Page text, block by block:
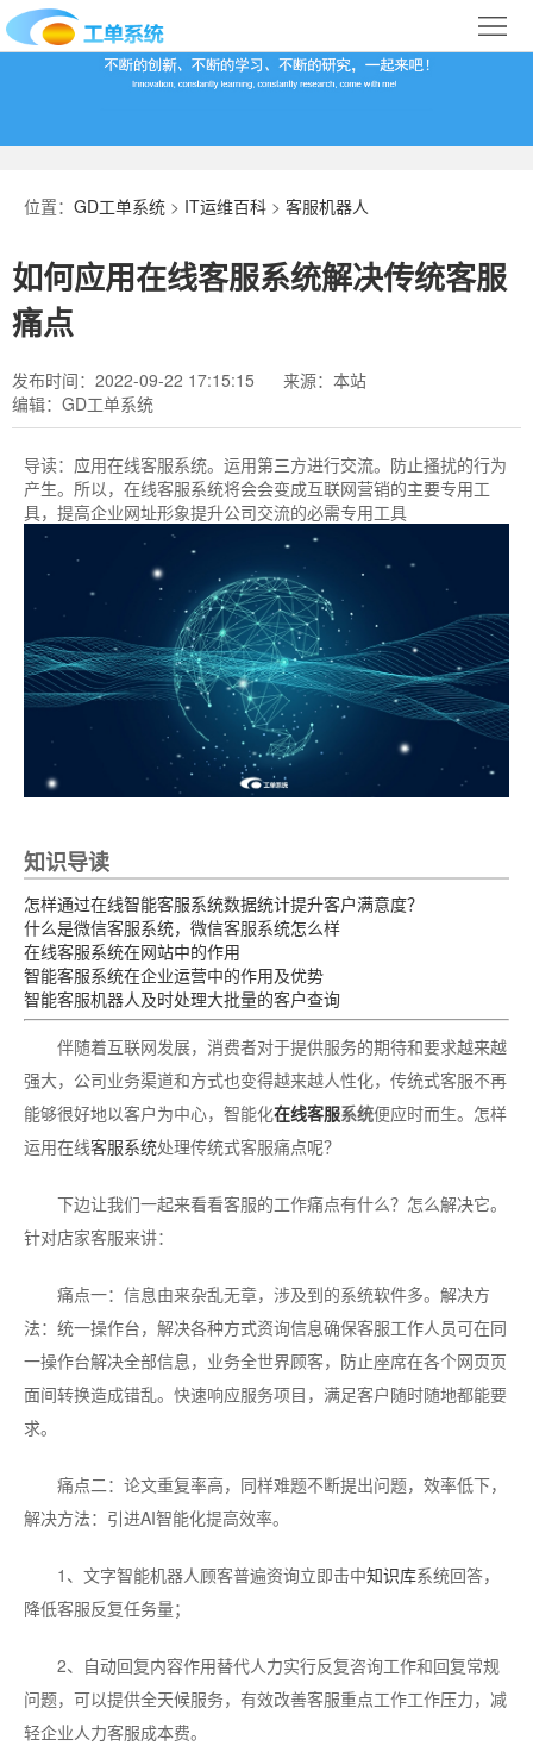
首
百
下
于
们
行
导
位置： GD工单系统 > IT运维百科 > 客服机器人
如何应用在线客服系统解决传统客服
痛点
发布时间：2022-09-22 17:15:15
来源：本站
编辑：GD工单系统
导读： 应用在线客服系统。运用第三方进行交流。防止搔扰的行为
产生。所以，在线客服系统将会会变成互联网营销的主要专用工
具，提高企业网址形象提升公司交流的必需专用工具
知识导读
怎样通过在线智能客服系统数据统计提升客户满意度？
什么是微信客服系统，微信客服系统怎么样
在线客服系统在网站中的作用
智能客服系统在企业运营中的作用及优势
智能客服机器人及时处理大批量的客户查询
伴随着互联网发展，消费者对于提供服务的期待和要求越来越
强大，公司业务渠道和方式也变得越来越人性化，传统式客服不再
能够很好地以客户为中心，智能化在线客服系统便应时而生。怎样
运用在线客服系统处理传统式客服痛点呢？
下边让我们一起来看看客服的工作痛点有什么？怎么解决它。
针对店家客服来讲：
痛点一：信息由来杂乱无章，涉及到的系统软件多。解决方
法：统一操作台，解决各种方式资询信息确保客服工作人员可在同
一操作台解决全部信息，业务全世界顾客，防止座席在各个网页页
面间转换造成错乱。快速响应服务项目，满足客户随时随地都能要
求。
痛点二：论文重复率高，同样难题不断提出问题，效率低下，
解决方法：引进AI智能化提高效率。
1、文字智能机器人顾客普遍资询立即击中知识库系统回答，
降低客服反复任务量；
2、自动回复内容作用替代人力实行反复咨询工作和回复常规
问题，可以提供全天候服务，有效改善客服重点工作工作压力，减
轻企业人力客服成本费。